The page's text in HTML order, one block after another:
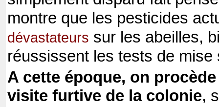
montre que les pesticides
dévastateurs sur les abeilles,
réussissent les tests de mise
A cette époque, on
visite furtive de la colonie,